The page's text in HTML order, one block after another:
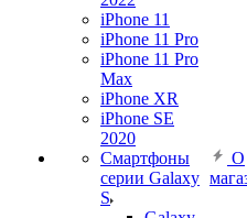
iPhone 11
iPhone 11 Pro
iPhone 11 Pro
Max
iPhone XR
iPhone SE
2020
Смартфоны
серии Galaxy
S
О